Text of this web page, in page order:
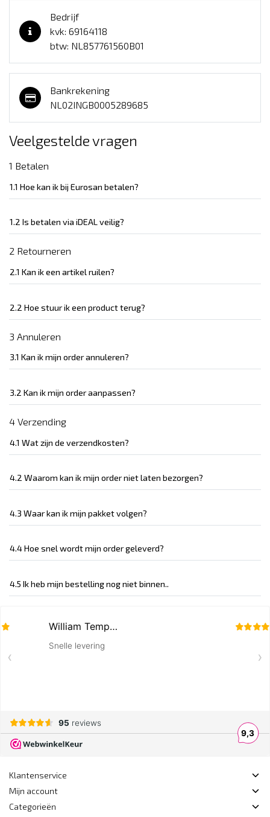
Bedrijf
kvk: 69164118
btw: NL857761560B01
Bankrekening
NL02INGB0005289685
Veelgestelde vragen
1 Betalen
1.1 Hoe kan ik bij Eurosan betalen?
1.2 Is betalen via iDEAL veilig?
2 Retourneren
2.1 Kan ik een artikel ruilen?
2.2 Hoe stuur ik een product terug?
3 Annuleren
3.1 Kan ik mijn order annuleren?
3.2 Kan ik mijn order aanpassen?
4 Verzending
4.1 Wat zijn de verzendkosten?
4.2 Waarom kan ik mijn order niet laten bezorgen?
4.3 Waar kan ik mijn pakket volgen?
4.4 Hoe snel wordt mijn order geleverd?
4.5 Ik heb mijn bestelling nog niet binnen..
Klantenservice
Mijn account
Categorieën